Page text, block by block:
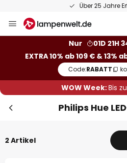
Über 25 Jahre
Inhalt
Nur
01D 21H
EXTRA 10% ab 109 € & 13%
Code:RABATT
WOW Week:Bis
Philips Hue
2 Artikel